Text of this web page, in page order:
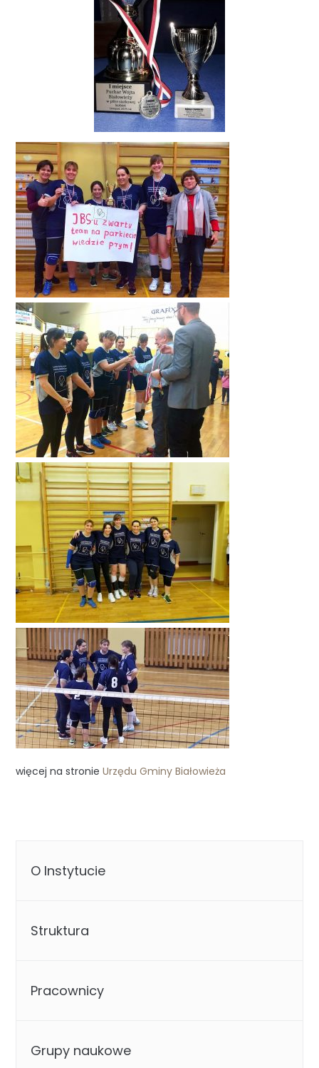
więcej na stronieUrzędu Gminy Białowieża
O Instytucie
Struktura
Pracownicy
Grupy naukowe